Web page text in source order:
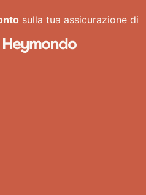
sulla tua assicurazione di